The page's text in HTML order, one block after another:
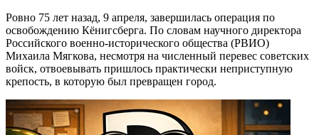
Ровно 75 лет назад, 9 апреля, завершилась операция по
освобождению Кёнигсберга. По словам научного директора
Российского военно-исторического общества (РВИО)
Михаила Мягкова, несмотря на численный перевес советских
войск, отвоевывать пришлось практически неприступную
крепость, в которую был превращен город.